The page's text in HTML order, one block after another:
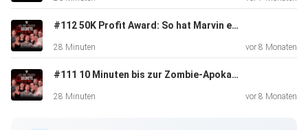
#112 50K Profit Award: So hat Marvin es geschafft
28 Minuten vor 8 Monaten
#111 10 Minuten bis zur Zombie-Apokalypse – Was tun?
28 Minuten vor 8 Monaten